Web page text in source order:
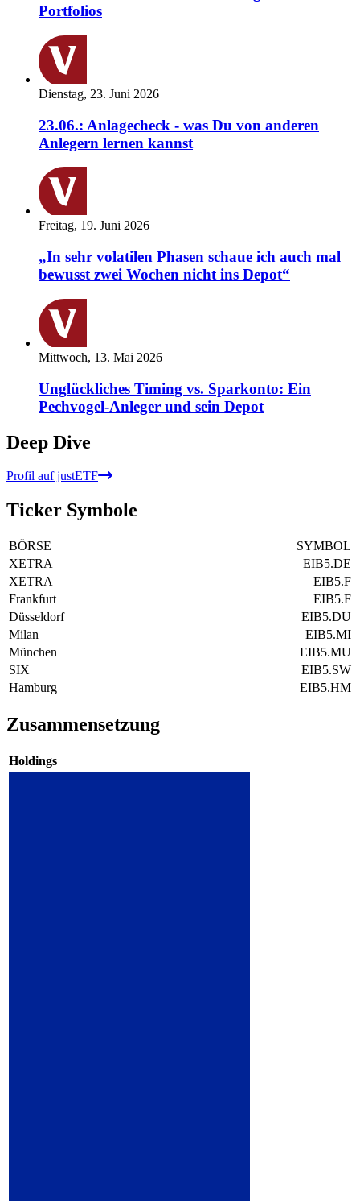
Portfolios
Dienstag, 23. Juni 2026
23.06.: Anlagecheck - was Du von anderen
Anlegern lernen kannst
Freitag, 19. Juni 2026
„In sehr volatilen Phasen schaue ich auch mal
bewusst zwei Wochen nicht ins Depot“
Mittwoch, 13. Mai 2026
Unglückliches Timing vs. Sparkonto: Ein
Pechvogel-Anleger und sein Depot
Deep Dive
Profil auf justETF
Ticker Symbole
BÖRSE
SYMBOL
XETRA
EIB5.DE
XETRA
EIB5.F
Frankfurt
EIB5.F
Düsseldorf
EIB5.DU
Milan
EIB5.MI
München
EIB5.MU
SIX
EIB5.SW
Hamburg
EIB5.HM
Zusammensetzung
Holdings